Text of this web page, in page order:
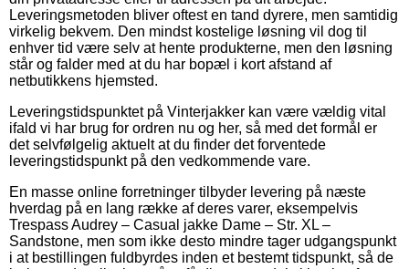
Leveringsmetoden bliver oftest en tand dyrere, men samtidig
virkelig bekvem. Den mindst kostelige løsning vil dog til
enhver tid være selv at hente produkterne, men den løsning
står og falder med at du har bopæl i kort afstand af
netbutikkens hjemsted.
Leveringstidspunktet på Vinterjakker kan være vældig vital
ifald vi har brug for ordren nu og her, så med det formål er
det selvfølgelig aktuelt at du finder det forventede
leveringstidspunkt på den vedkommende vare.
En masse online forretninger tilbyder levering på næste
hverdag på en lang række af deres varer, eksempelvis
Trespass Audrey – Casual jakke Dame – Str. XL –
Sandstone, men som ikke desto mindre tager udgangspunkt
i at bestillingen fuldbyrdes inden et bestemt tidspunkt, så de